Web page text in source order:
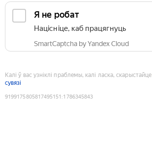
Я не робат
Націсніце, каб працягнуць
SmartCaptcha by Yandex Cloud
Калі ў вас узніклі праблемы, калі ласка, скарыстайце
сувязі
9199175805817495151 :1786345843